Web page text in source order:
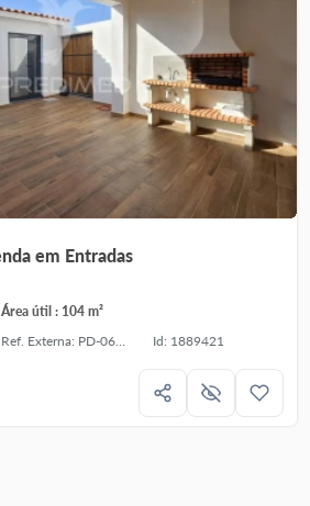
Moradia T2 para Venda em Entradas
Área útil : 104 m²
Ref. Externa: PD-060655 Id: 1889421